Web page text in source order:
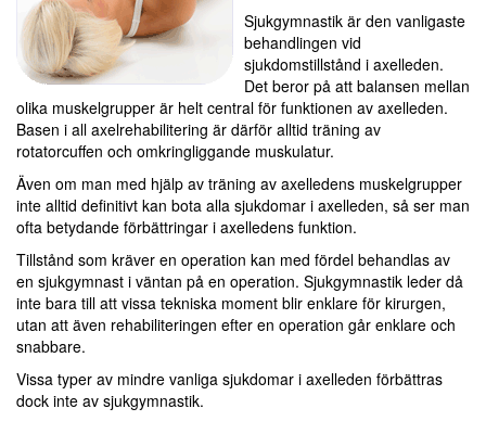
Sjuk­gym­nas­tik är den van­li­gaste
behan­dlin­gen vid
sjukdomstillstånd i axelle­den.
Det beror på att balansen mellan
olika muskelgrupper är helt central för funktionen av axelleden.
Basen i all axelrehabilitering är därför alltid träning av
rotatorcuffen och omkringliggande muskulatur.
Även om man med hjälp av träning av axelledens muskelgrupper
inte alltid definitivt kan bota alla sjukdomar i axelleden, så ser man
ofta betydande förbättringar i axelledens funktion.
Tillstånd som kräver en operation kan med fördel behandlas av
en sjukgymnast i väntan på en operation. Sjukgymnastik leder då
inte bara till att vissa tekniska moment blir enklare för kirurgen,
utan att även rehabiliteringen efter en operation går enklare och
snabbare.
Vissa typer av mindre vanliga sjukdomar i axelleden förbättras
dock inte av sjukgymnastik.